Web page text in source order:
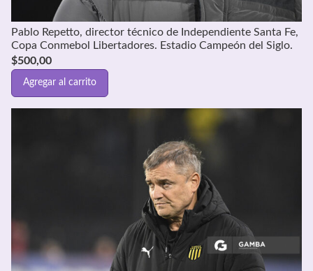
Pablo Repetto, director técnico de Independiente Santa Fe,
Copa Conmebol Libertadores. Estadio Campeón del Siglo.
$500,00
Agregar al carrito